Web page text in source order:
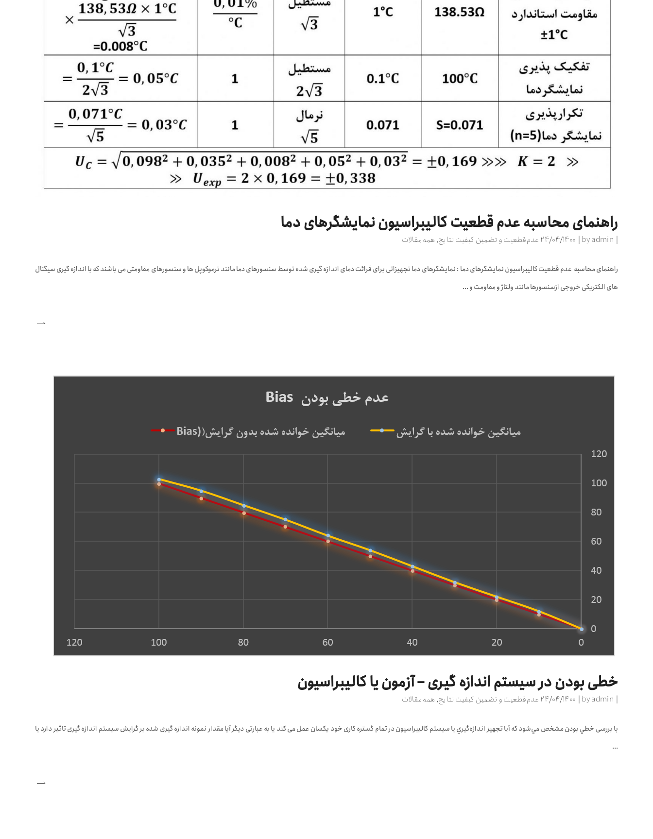
راهنمای محاسبه عدم قطعیت کالیبراسیون نمایشگرهای دما
byadmin ۲۴/۰۴/۱۴۰۰ عدم قطعیت و تضمین کیفیت نتایج, همه مقالات
راهنمای محاسبه عدم قطعیت کالیبراسیون نمایشگرهای دما : نمایشگرهای دما تجهیزاتی برای قرائت دمای اندازه گیری شده توسط سنسورهای دما مانند ترموکوپل ها و سنسورهای مقاومتی می باشند که با اندازه گیری سیگنال
های الکتریکی خروجی ازسنسورها مانند ولتاژ و مقاومت و
خطی بودن در سیستم اندازه گیری – آزمون یا کالیبراسیون
byadmin ۲۴/۰۴/۱۴۰۰ عدم قطعیت و تضمین کیفیت نتایج, همه مقالات
با بررسی خطي بودن مشخص مي‌شود که آيا تجهيز اندازه‌گيري یا سیستم کالیبراسیون در تمام گستره کاری خود يکسان عمل می کند یا به عبارتی دیگر آیا مقدار نمونه اندازه گیری شده بر گرایش سیستم اندازه گیری تاثیر دارد یا